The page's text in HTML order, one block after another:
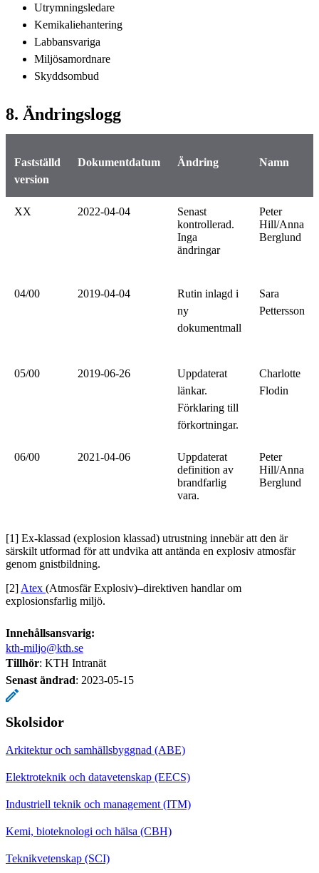
Utrymningsledare
Kemikaliehantering
Labbansvariga
Miljösamordnare
Skyddsombud
8. Ändringslogg
Fastställd
version
Dokumentdatum Ändring Namn
XX 2022-04-04
Senast
kontrollerad.
Inga
ändringar
Peter
Hill/Anna
Berglund
04/00 2019-04-04
Rutin inlagd i
ny
dokumentmall
Sara
Pettersson
05/00 2019-06-26
Uppdaterat
länkar.
Förklaring till
förkortningar.
Charlotte
Flodin
06/00 2021-04-06
Uppdaterat
definition av
brandfarlig
vara.
Peter
Hill/Anna
Berglund
[1] Ex-klassad (explosion klassad) utrustning innebär att den är
särskilt utformad för att undvika att antända en explosiv atmosfär
genom gnistbildning.
[2] Atex (Atmosfär Explosiv)–direktiven handlar om
explosionsfarlig miljö.
Innehållsansvarig:
kth-miljo@kth.se
Tillhör: KTH Intranät
Senast ändrad: 2023-05-15
Skolsidor
Arkitektur och samhällsbyggnad (ABE)
Elektroteknik och datavetenskap (EECS)
Industriell teknik och management (ITM)
Kemi, bioteknologi och hälsa (CBH)
Teknikvetenskap (SCI)